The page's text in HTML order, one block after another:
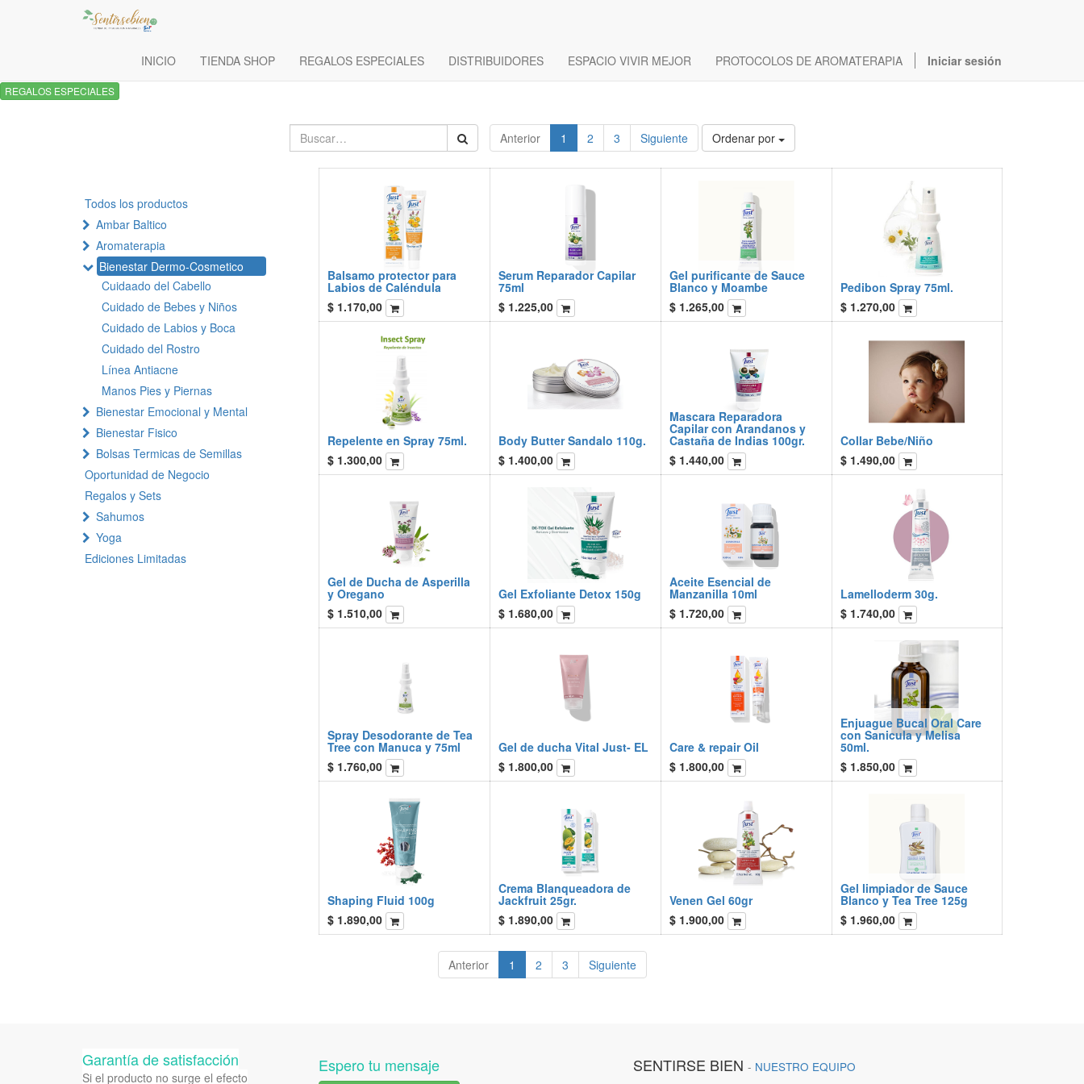
INICIO TIENDA SHOP REGALOS ESPECIALES DISTRIBUIDORES ESPACIO VIVIR MEJOR PROTOCOLOS DE AROMATERAPIA Iniciar sesión
REGALOS ESPECIALES
Anterior 1 2 3 Siguiente Ordenar por
Todos los productos
Ambar Baltico
Aromaterapia
Bienestar Dermo-Cosmetico
Cuidaado del Cabello
Cuidado de Bebes y Niños
Cuidado de Labios y Boca
Cuidado del Rostro
Línea Antiacne
Manos Pies y Piernas
Bienestar Emocional y Mental
Bienestar Fisico
Bolsas Termicas de Semillas
Oportunidad de Negocio
Regalos y Sets
Sahumos
Yoga
Ediciones Limitadas
Balsamo protector para
Labios de Caléndula
$ 1.170,00
Serum Reparador Capilar
75ml
$ 1.225,00
Gel purificante de Sauce
Blanco y Moambe
$ 1.265,00
Pedibon Spray 75ml.
$ 1.270,00
Repelente en Spray 75ml.
$ 1.300,00
Body Butter Sandalo 110g.
$ 1.400,00
Mascara Reparadora
Capilar con Arandanos y
Castaña de Indias 100gr.
$ 1.440,00
Collar Bebe/Niño
$ 1.490,00
Gel de Ducha de Asperilla
y Oregano
$ 1.510,00
Gel Exfoliante Detox 150g
$ 1.680,00
Aceite Esencial de
Manzanilla 10ml
$ 1.720,00
Lamelloderm 30g.
$ 1.740,00
Spray Desodorante de Tea
Tree con Manuca y 75ml
$ 1.760,00
Gel de ducha Vital Just- EL
$ 1.800,00
Care & repair Oil
$ 1.800,00
Enjuague Bucal Oral Care
con Sanicula y Melisa
50ml.
$ 1.850,00
Shaping Fluid 100g
$ 1.890,00
Crema Blanqueadora de
Jackfruit 25gr.
$ 1.890,00
Venen Gel 60gr
$ 1.900,00
Gel limpiador de Sauce
Blanco y Tea Tree 125g
$ 1.960,00
Anterior 1 2 3 Siguiente
Garantía de satisfacción
Si el producto no surge el efecto
Espero tu mensaje SENTIRSE BIEN - NUESTRO EQUIPO